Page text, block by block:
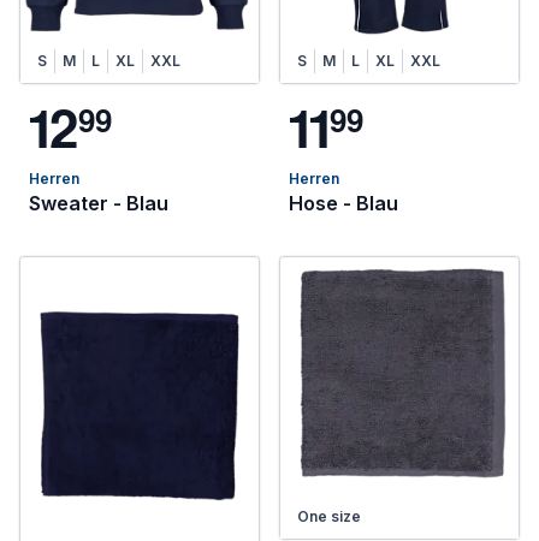
S M L XL XXL
1299
Herren
Sweater - Blau
S M L XL XXL
1199
Herren
Hose - Blau
One size